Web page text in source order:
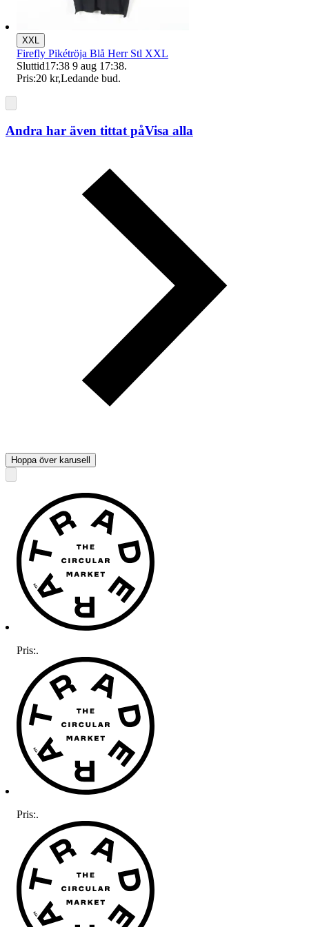
XXL
Firefly Pikétröja Blå Herr Stl XXL
Sluttid17:38 9 aug 17:38.
Pris:20 kr,Ledande bud.
Andra har även tittat påVisa alla
Hoppa över karusell
Pris:.
Pris:.